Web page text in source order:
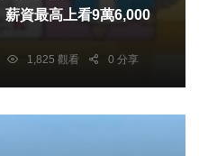
資最高上看9萬6,000
1,825 觀看 0 分享